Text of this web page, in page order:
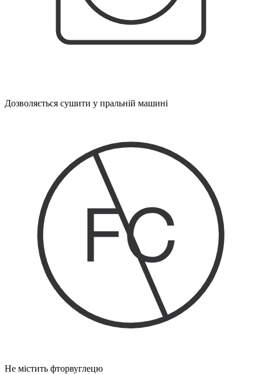
Дозволяється сушити у пральній машині
Не містить фторвуглецю